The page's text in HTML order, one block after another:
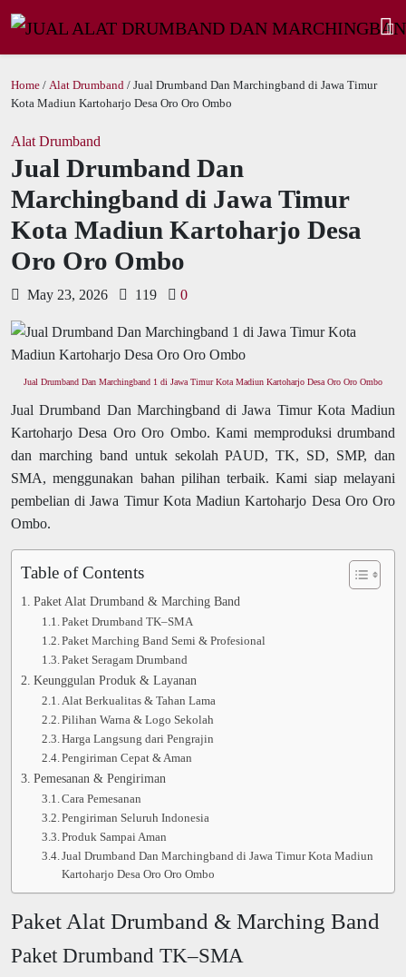
Home / Alat Drumband / Jual Drumband Dan Marchingband di Jawa Timur
Kota Madiun Kartoharjo Desa Oro Oro Ombo
Alat Drumband
Jual Drumband Dan
Marchingband di Jawa Timur
Kota Madiun Kartoharjo Desa
Oro Oro Ombo
May 23, 2026 119 0
Jual Drumband Dan Marchingband 1 di Jawa Timur Kota Madiun Kartoharjo Desa Oro Oro Ombo
Jual Drumband Dan Marchingband di Jawa Timur Kota Madiun
Kartoharjo Desa Oro Oro Ombo. Kami memproduksi drumband
dan marching band untuk sekolah PAUD, TK, SD, SMP, dan
SMA, menggunakan bahan pilihan terbaik. Kami siap melayani
pembelian di Jawa Timur Kota Madiun Kartoharjo Desa Oro Oro
Ombo.
Table of Contents
Paket Alat Drumband & Marching Band
Paket Drumband TK–SMA
Paket Marching Band Semi & Profesional
Paket Seragam Drumband
Keunggulan Produk & Layanan
Alat Berkualitas & Tahan Lama
Pilihan Warna & Logo Sekolah
Harga Langsung dari Pengrajin
Pengiriman Cepat & Aman
Pemesanan & Pengiriman
Cara Pemesanan
Pengiriman Seluruh Indonesia
Produk Sampai Aman
Jual Drumband Dan Marchingband di Jawa Timur Kota Madiun
Kartoharjo Desa Oro Oro Ombo
Paket Alat Drumband & Marching Band
Paket Drumband TK–SMA